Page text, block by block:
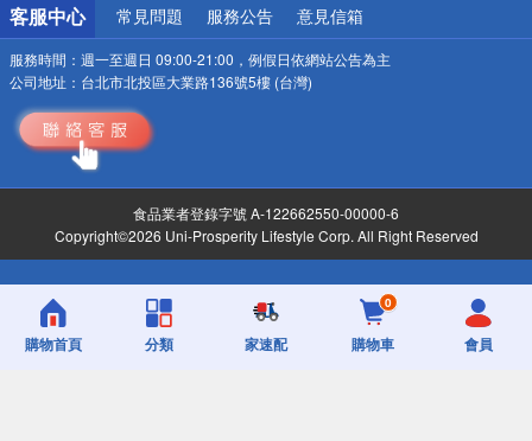
客服中心 常見問題 服務公告 意見信箱
服務時間： 週一至週日 09:00-21:00，例假日依網站公告為主
公司地址： 台北市北投區大業路136號5樓 (台灣)
食品業者登錄字號 A-122662550-00000-6
Copyright©2026 Uni-Prosperity Lifestyle Corp. All Right Reserved
購物首頁 分類 家速配
0
購物車 會員